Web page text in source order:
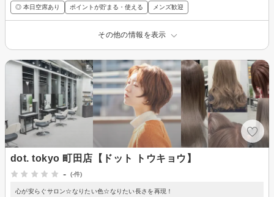
◎ 本日空席あり ポイントが貯まる・使える メンズ歓迎
その他の情報を表示
dot. tokyo 町田店【ドット トウキョウ】
-
(-件)
心が安らぐサロン☆なりたい色☆なりたい長さを再現！